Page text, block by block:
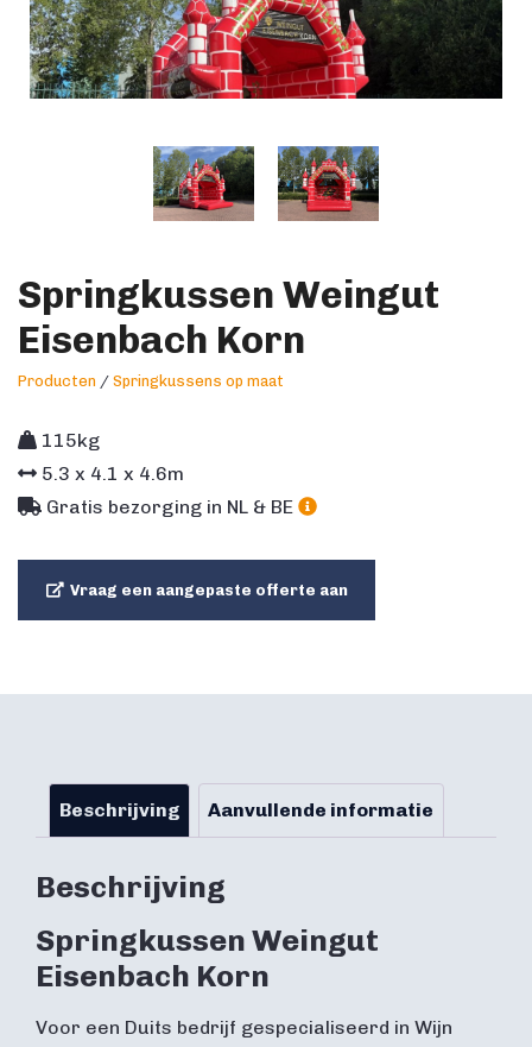
Springkussen Weingut
Eisenbach Korn
Producten / Springkussens op maat
115kg
5.3 x 4.1 x 4.6m
Gratis bezorging in NL & BE
Vraag een aangepaste offerte aan
Beschrijving Aanvullende informatie
Beschrijving
Springkussen Weingut
Eisenbach Korn
Voor een Duits bedrijf gespecialiseerd in Wijn